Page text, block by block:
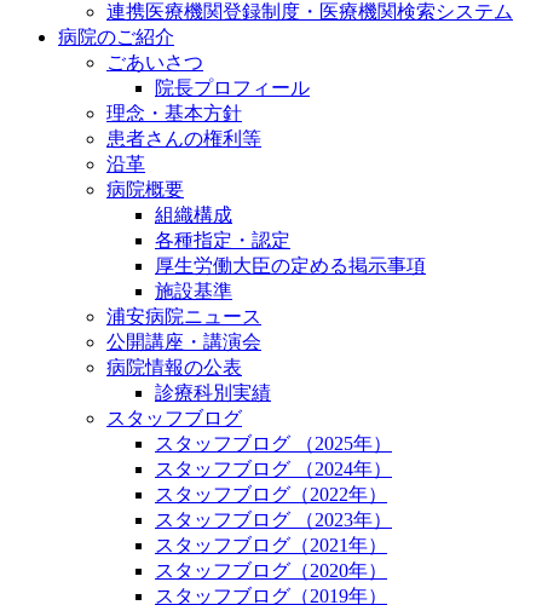
連携医療機関登録制度・医療機関検索システム
病院のご紹介
ごあいさつ
院長プロフィール
理念・基本方針
患者さんの権利等
沿革
病院概要
組織構成
各種指定・認定
厚生労働大臣の定める掲示事項
施設基準
浦安病院ニュース
公開講座・講演会
病院情報の公表
診療科別実績
スタッフブログ
スタッフブログ （2025年）
スタッフブログ （2024年）
スタッフブログ（2022年）
スタッフブログ （2023年）
スタッフブログ（2021年）
スタッフブログ（2020年）
スタッフブログ（2019年）